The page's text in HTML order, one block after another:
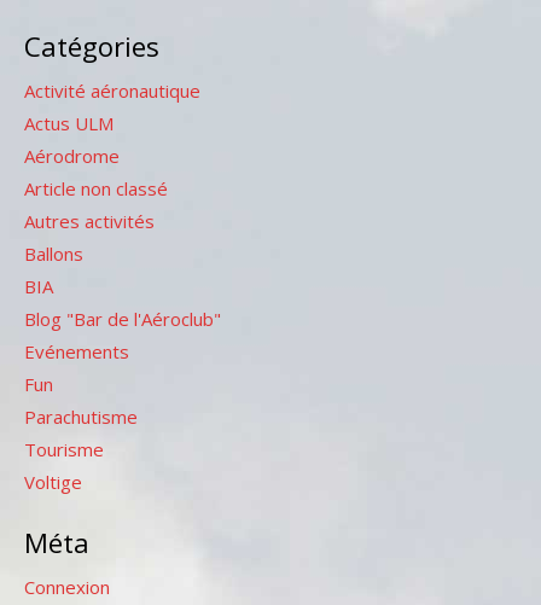
Catégories
Activité aéronautique
Actus ULM
Aérodrome
Article non classé
Autres activités
Ballons
BIA
Blog "Bar de l'Aéroclub"
Evénements
Fun
Parachutisme
Tourisme
Voltige
Méta
Connexion